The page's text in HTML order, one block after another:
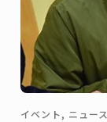
イベント, ニュース